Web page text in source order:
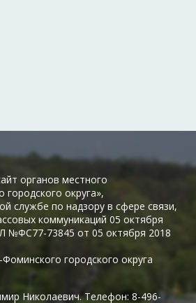
органов местного
округа»,
службе по надзору в сфере связи,
коммуникаций 05 октября
№ФС77-73845 от 05 октября 2018
городского округа
Николаевич. Телефон: 8-496-